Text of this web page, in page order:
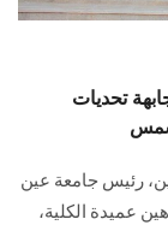
تحديات
شمس
رئيس جامعة عين
عميدة الكلية،